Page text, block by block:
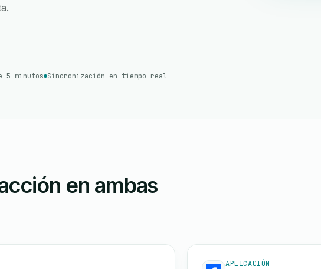
5 minutos Sincronización en tiempo real
en ambas
APLICACIÓN